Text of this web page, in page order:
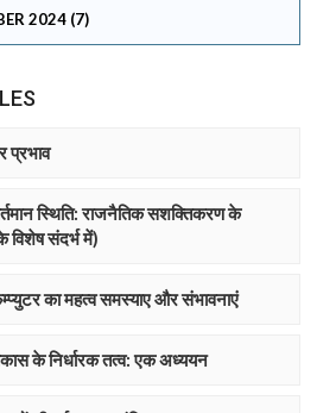
2024 (7)
प्रभाव
स्थिति: राजनैतिक सशक्तिकरण के
विशेष संदर्भ में)
का महत्व समस्याए और संभावनाएं
के निर्धारक तत्व: एक अध्ययन